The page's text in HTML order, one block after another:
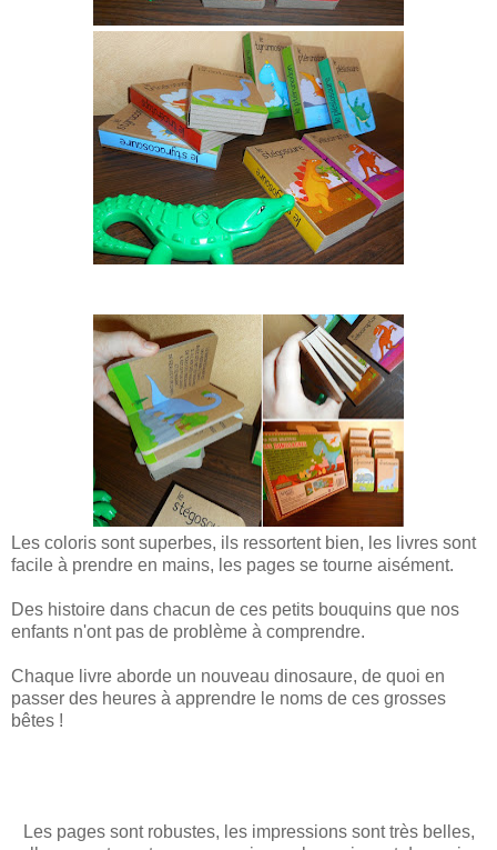
Les coloris sont superbes, ils ressortent bien, les livres sont
facile à prendre en mains, les pages se tourne aisément.
Des histoire dans chacun de ces petits bouquins que nos
enfants n'ont pas de problème à comprendre.
Chaque livre aborde un nouveau dinosaure, de quoi en
passer des heures à apprendre le noms de ces grosses
bêtes !
Les pages sont robustes, les impressions sont très belles,